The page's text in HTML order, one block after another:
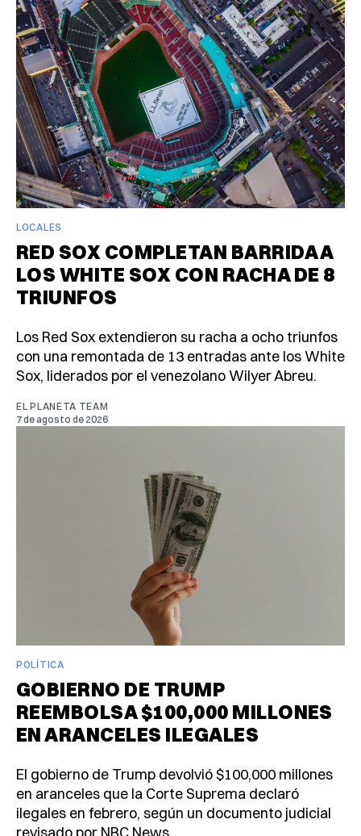
LOCALES
RED SOX COMPLETAN BARRIDA A
LOS WHITE SOX CON RACHA DE 8
TRIUNFOS
Los Red Sox extendieron su racha a ocho triunfos
con una remontada de 13 entradas ante los White
Sox, liderados por el venezolano Wilyer Abreu.
EL PLANETA TEAM
7 de agosto de 2026
POLÍTICA
GOBIERNO DE TRUMP
REEMBOLSA $100,000 MILLONES
EN ARANCELES ILEGALES
El gobierno de Trump devolvió $100,000 millones
en aranceles que la Corte Suprema declaró
ilegales en febrero, según un documento judicial
revisado por NBC News.